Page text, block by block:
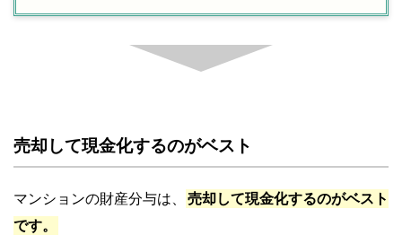
売却して現金化するのがベスト
マンションの財産分与は、
売却して現金化するのがベスト
です。